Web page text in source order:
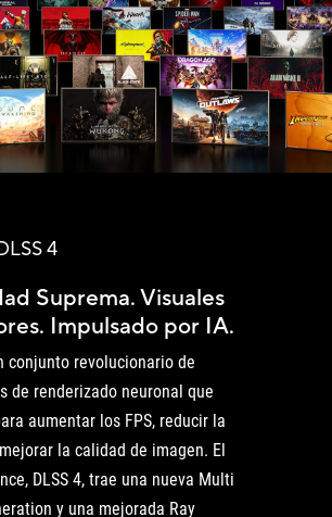
4
Suprema. Visuales
Impulsado por IA.
conjunto revolucionario de
de renderizado neuronal que
aumentar los FPS, reducir la
la calidad de imagen. El
DLSS 4, trae una nueva Multi
y una mejorada Ray